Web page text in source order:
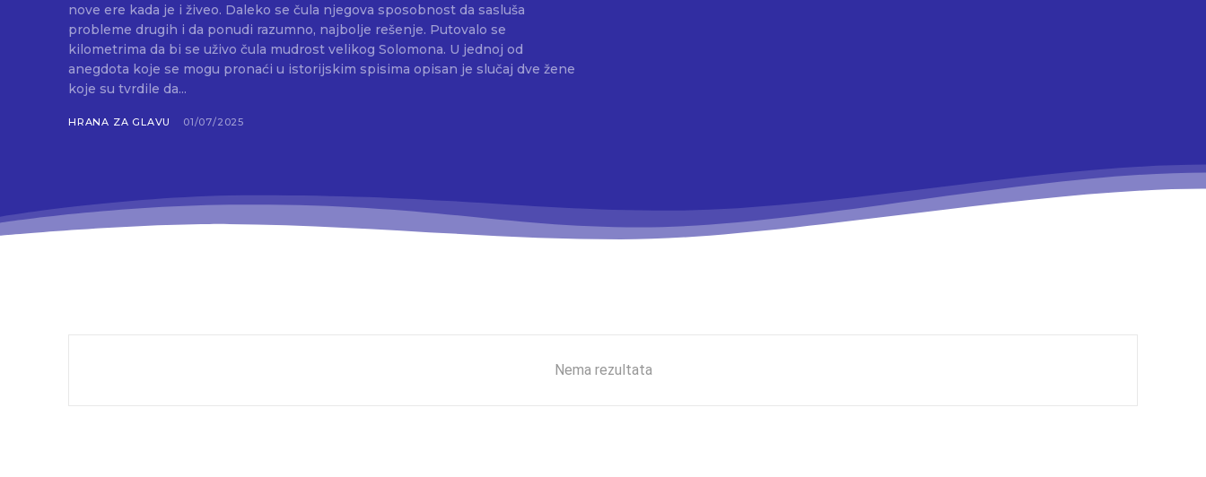
nove ere kada je i živeo. Daleko se čula njegova sposobnost da sasluša
probleme drugih i da ponudi razumno, najbolje rešenje. Putovalo se
kilometrima da bi se uživo čula mudrost velikog Solomona. U jednoj od
anegdota koje se mogu pronaći u istorijskim spisima opisan je slučaj dve žene
koje su tvrdile da...
HRANA ZA GLAVU 01/07/2025
Nema rezultata